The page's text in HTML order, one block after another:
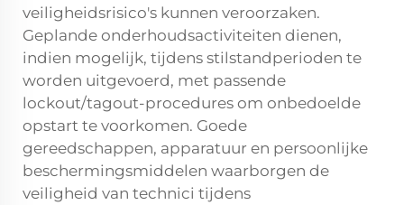
veiligheidsrisico's kunnen veroorzaken.
Geplande onderhoudsactiviteiten dienen,
indien mogelijk, tijdens stilstandperioden te
worden uitgevoerd, met passende
lockout/tagout-procedures om onbedoelde
opstart te voorkomen. Goede
gereedschappen, apparatuur en persoonlijke
beschermingsmiddelen waarborgen de
veiligheid van technici tijdens